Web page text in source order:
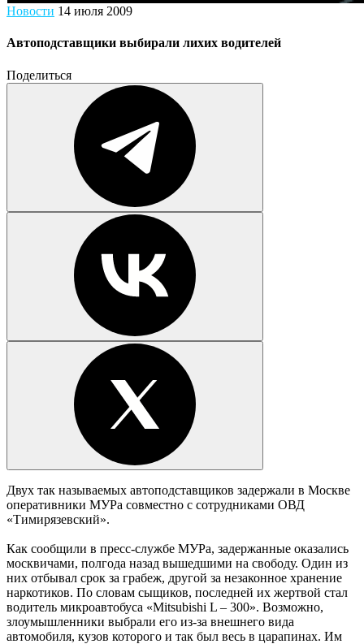
Новости 14 июля 2009
Автоподставщики выбирали лихих водителей
Поделиться
Двух так называемых автоподставщиков задержали в Москве
оперативники МУРа совместно с сотрудниками ОВД
«Тимирязевский».
Как сообщили в пресс-службе МУРа, задержанные оказались
москвичами, полгода назад вышедшими на свободу. Один из
них отбывал срок за грабеж, другой за незаконное хранение
наркотиков. По словам сыщиков, последней их жертвой стал
водитель микроавтобуса «Mitsubishi L – 300». Возможно,
злоумышленники выбрали его из-за внешнего вида
автомобиля, кузов которого и так был весь в царапинах. Им